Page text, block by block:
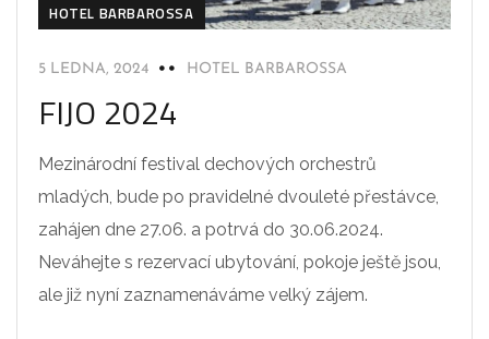
HOTEL BARBAROSSA
5 LEDNA, 2024 HOTEL BARBAROSSA
FIJO 2024
Mezinárodní festival dechových orchestrů
mladých, bude po pravidelné dvouleté přestávce,
zahájen dne 27.06. a potrvá do 30.06.2024.
Neváhejte s rezervací ubytování, pokoje ještě jsou,
ale již nyní zaznamenáváme velký zájem.